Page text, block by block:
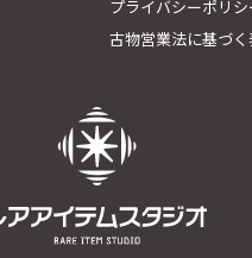
プライバシーポリシ
古物営業法に基づく